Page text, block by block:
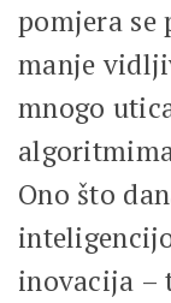
pomjera se
manje
mnogo
Ono što
inovacija –